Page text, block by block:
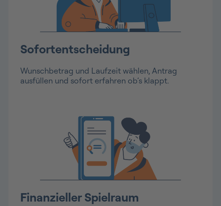
Sofortentscheidung
Wunschbetrag und Laufzeit wählen, Antrag
ausfüllen und sofort erfahren ob’s klappt.
Finanzieller Spielraum